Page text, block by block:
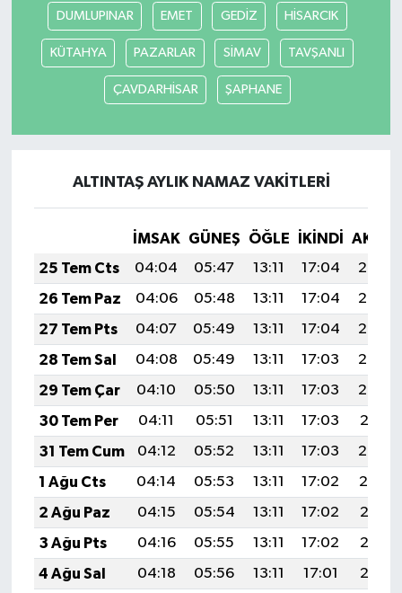
DUMLUPINAR EMET GEDİZ HİSARCIK
KÜTAHYA PAZARLAR SİMAV TAVŞANLI
ÇAVDARHİSAR ŞAPHANE
ALTINTAŞ AYLIK NAMAZ VAKITLERI
İMSAK GÜNEŞ ÖĞLE İKINDI
25 Tem Cts
04:04 05:47 13:11 17:04
20:25
26 Tem Paz
04:06 05:48 13:11 17:04
20:25
27 Tem Pts
04:07 05:49 13:11 17:04
20:24
28 Tem Sal
04:08 05:49 13:11 17:03
20:23
29 Tem Çar
04:10 05:50 13:11 17:03
20:22
30 Tem Per
04:11 05:51 13:11 17:03
20:21
31 Tem Cum
04:12 05:52 13:11 17:03
20:20
1 Ağu Cts
04:14 05:53 13:11 17:02
20:19
2 Ağu Paz
04:15 05:54 13:11 17:02
20:18
3 Ağu Pts
04:16 05:55 13:11 17:02
20:17
4 Ağu Sal
04:18 05:56 13:11 17:01
20:16